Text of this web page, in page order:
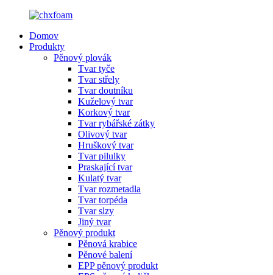
Domov
Produkty
Pěnový plovák
Tvar tyče
Tvar střely
Tvar doutníku
Kuželový tvar
Korkový tvar
Tvar rybářské zátky
Olivový tvar
Hruškový tvar
Tvar pilulky
Praskající tvar
Kulatý tvar
Tvar rozmetadla
Tvar torpéda
Tvar slzy
Jiný tvar
Pěnový produkt
Pěnová krabice
Pěnové balení
EPP pěnový produkt